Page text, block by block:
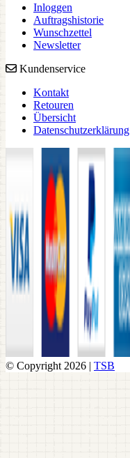
Inloggen
Auftragshistorie
Wunschzettel
Newsletter
Kundenservice
Kontakt
Retouren
Übersicht
Datenschutzerklärung
© Copyright 2026 | TSB